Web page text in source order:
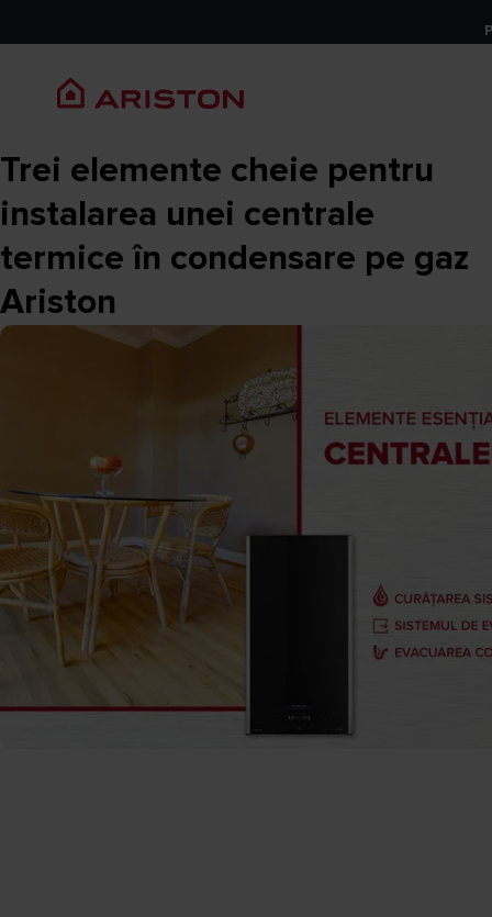
Trei elemente cheie pentru
instalarea unei centrale
termice în condensare pe gaz
Ariston